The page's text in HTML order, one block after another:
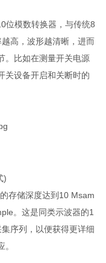
位模数转换器，与传统8
高，波形越清晰，进而
。比如在测量开关电源
关设备开启和关断时的
)
存储深度达到10 Msam
。这是同类示波器的1
序列，以便获得更详细